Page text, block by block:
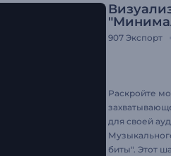
907 Экспорт
Раскройте
для своей
биты". Этот